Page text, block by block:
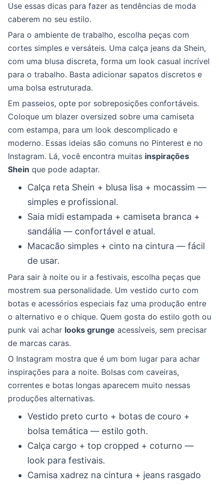
Use essas dicas para fazer as tendências de moda
caberem no seu estilo.
Para o ambiente de trabalho, escolha peças com
cortes simples e versáteis. Uma calça jeans da Shein,
com uma blusa discreta, forma um look casual incrível
para o trabalho. Basta adicionar sapatos discretos e
uma bolsa estruturada.
Em passeios, opte por sobreposições confortáveis.
Coloque um blazer oversized sobre uma camiseta
com estampa, para um look descomplicado e
moderno. Essas ideias são comuns no Pinterest e no
Instagram. Lá, você encontra muitas inspirações
Shein que pode adaptar.
Calça reta Shein + blusa lisa + mocassim —
simples e profissional.
Saia midi estampada + camiseta branca +
sandália — confortável e atual.
Macacão simples + cinto na cintura — fácil
de usar.
Para sair à noite ou ir a festivais, escolha peças que
mostrem sua personalidade. Um vestido curto com
botas e acessórios especiais faz uma produção entre
o alternativo e o chique. Quem gosta do estilo goth ou
punk vai achar looks grunge acessíveis, sem precisar
de marcas caras.
O Instagram mostra que é um bom lugar para achar
inspirações para a noite. Bolsas com caveiras,
correntes e botas longas aparecem muito nessas
produções alternativas.
Vestido preto curto + botas de couro +
bolsa temática — estilo goth.
Calça cargo + top cropped + coturno —
look para festivais.
Camisa xadrez na cintura + jeans rasgado